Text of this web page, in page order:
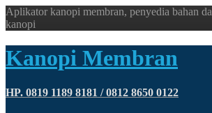
Aplikator kanopi membran, penyedia bahan
kanopi
Kanopi Membran
HP. 0819 1189 8181 / 0812 8650 0122